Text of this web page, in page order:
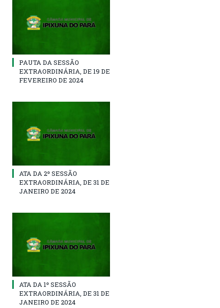
PAUTA DA SESSÃO
EXTRAORDINÁRIA, DE 19 DE
FEVEREIRO DE 2024
ATA DA 2º SESSÃO
EXTRAORDINÁRIA, DE 31 DE
JANEIRO DE 2024
ATA DA 1º SESSÃO
EXTRAORDINÁRIA, DE 31 DE
JANEIRO DE 2024